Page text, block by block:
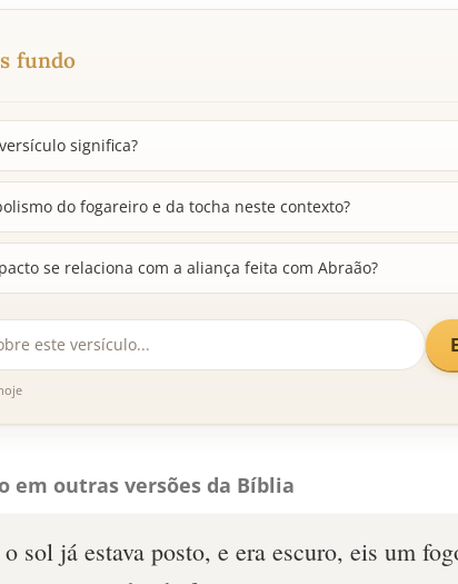
fundo
significa?
do fogareiro e da tocha neste contexto?
se relaciona com a aliança feita com Abraão?
em outras versões da Bíblia
sol já estava posto, e era escuro, eis um